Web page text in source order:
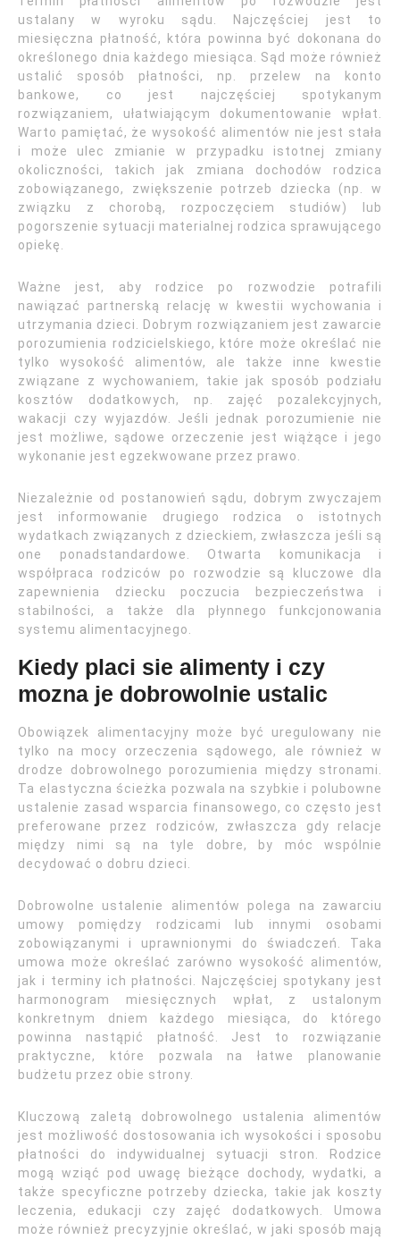
ustalany w wyroku sądu. Najczęściej jest to
miesięczna płatność, która powinna być dokonana do
określonego dnia każdego miesiąca. Sąd może również
ustalić sposób płatności, np. przelew na konto
bankowe, co jest najczęściej spotykanym
rozwiązaniem, ułatwiającym dokumentowanie wpłat.
Warto pamiętać, że wysokość alimentów nie jest stała
i może ulec zmianie w przypadku istotnej zmiany
okoliczności, takich jak zmiana dochodów rodzica
zobowiązanego, zwiększenie potrzeb dziecka (np. w
związku z chorobą, rozpoczęciem studiów) lub
pogorszenie sytuacji materialnej rodzica sprawującego
opiekę.
Ważne jest, aby rodzice po rozwodzie potrafili
nawiązać partnerską relację w kwestii wychowania i
utrzymania dzieci. Dobrym rozwiązaniem jest zawarcie
porozumienia rodzicielskiego, które może określać nie
tylko wysokość alimentów, ale także inne kwestie
związane z wychowaniem, takie jak sposób podziału
kosztów dodatkowych, np. zajęć pozalekcyjnych,
wakacji czy wyjazdów. Jeśli jednak porozumienie nie
jest możliwe, sądowe orzeczenie jest wiążące i jego
wykonanie jest egzekwowane przez prawo.
Niezależnie od postanowień sądu, dobrym zwyczajem
jest informowanie drugiego rodzica o istotnych
wydatkach związanych z dzieckiem, zwłaszcza jeśli są
one ponadstandardowe. Otwarta komunikacja i
współpraca rodziców po rozwodzie są kluczowe dla
zapewnienia dziecku poczucia bezpieczeństwa i
stabilności, a także dla płynnego funkcjonowania
systemu alimentacyjnego.
Kiedy placi sie alimenty i czy
mozna je dobrowolnie ustalic
Obowiązek alimentacyjny może być uregulowany nie
tylko na mocy orzeczenia sądowego, ale również w
drodze dobrowolnego porozumienia między stronami.
Ta elastyczna ścieżka pozwala na szybkie i polubowne
ustalenie zasad wsparcia finansowego, co często jest
preferowane przez rodziców, zwłaszcza gdy relacje
między nimi są na tyle dobre, by móc wspólnie
decydować o dobru dzieci.
Dobrowolne ustalenie alimentów polega na zawarciu
umowy pomiędzy rodzicami lub innymi osobami
zobowiązanymi i uprawnionymi do świadczeń. Taka
umowa może określać zarówno wysokość alimentów,
jak i terminy ich płatności. Najczęściej spotykany jest
harmonogram miesięcznych wpłat, z ustalonym
konkretnym dniem każdego miesiąca, do którego
powinna nastąpić płatność. Jest to rozwiązanie
praktyczne, które pozwala na łatwe planowanie
budżetu przez obie strony.
Kluczową zaletą dobrowolnego ustalenia alimentów
jest możliwość dostosowania ich wysokości i sposobu
płatności do indywidualnej sytuacji stron. Rodzice
mogą wziąć pod uwagę bieżące dochody, wydatki, a
także specyficzne potrzeby dziecka, takie jak koszty
leczenia, edukacji czy zajęć dodatkowych. Umowa
może również precyzyjnie określać, w jaki sposób mają